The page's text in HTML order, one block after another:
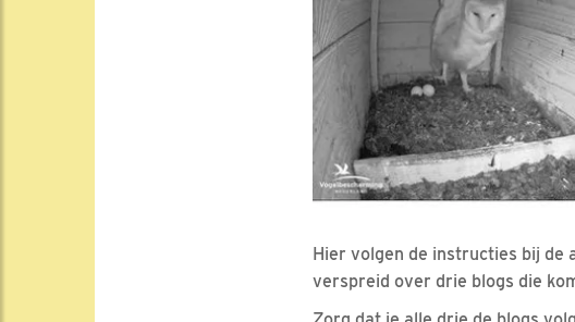
Hier volgen de instructies bij de
verspreid over drie blogs die